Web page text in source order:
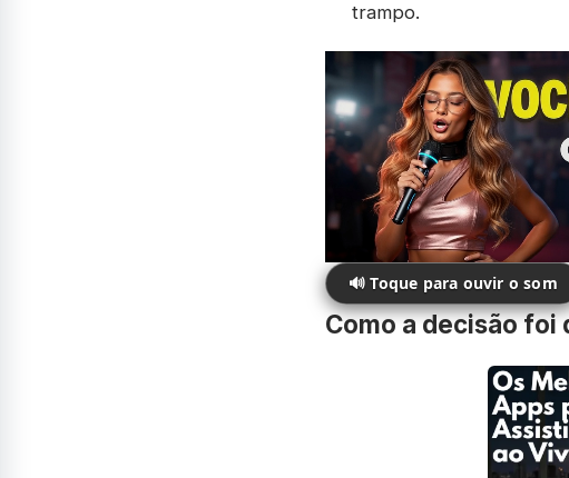
trampo.
🔊 Toque para ouvir o som
Como a decisão foi